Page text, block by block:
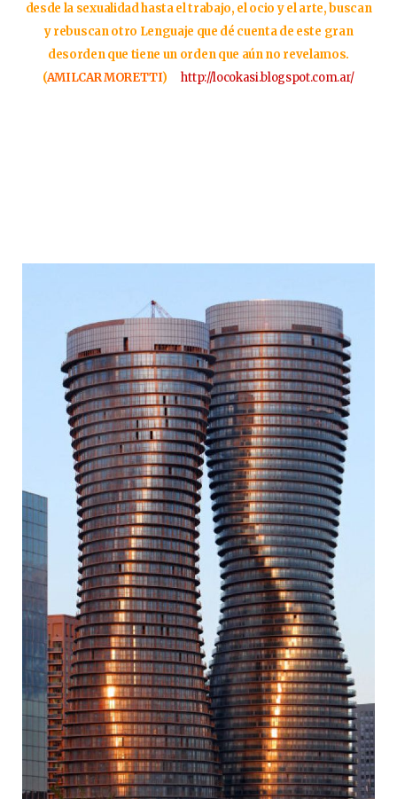
desde la sexualidad hasta el trabajo, el ocio y el arte, buscan
y rebuscan otro Lenguaje que dé cuenta de este gran
desorden que tiene un orden que aún no revelamos.
(AMILCAR MORETTI) http://locokasi.blogspot.com.ar/